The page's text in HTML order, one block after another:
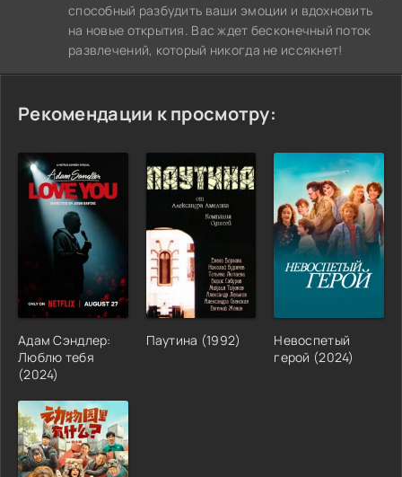
способный разбудить ваши эмоции и вдохновить
на новые открытия. Вас ждет бесконечный поток
развлечений, который никогда не иссякнет!
Рекомендации к просмотру:
Адам Сэндлер:
Люблю тебя
(2024)
Паутина (1992)
Невоспетый
герой (2024)